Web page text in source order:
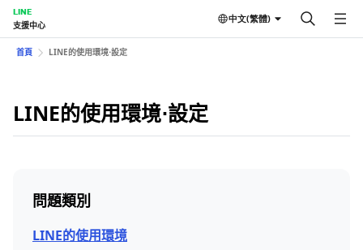
LINE
支援中心
中文(繁體)
首頁 LINE的使用環境⋅設定
LINE的使用環境⋅設定
問題類別
LINE的使用環境